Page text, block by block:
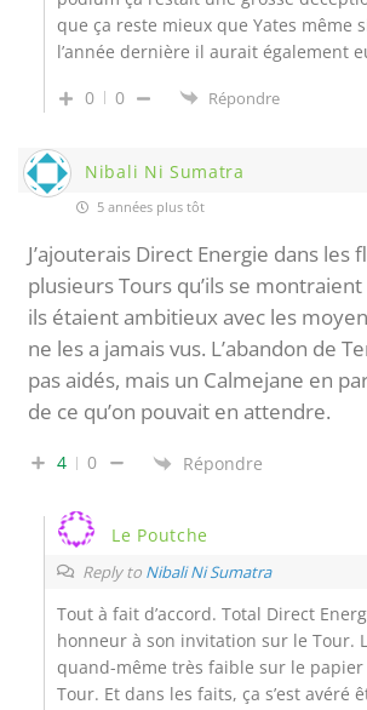
que ça reste mieux que Yates même
l’année dernière il aurait également
0
0 Répondre
Nibali Ni Sumatra
5 années plus tôt
J’ajouterais Direct Energie dans les
plusieurs Tours qu’ils se
ils étaient ambitieux avec les
ne les a jamais vus. L’abandon de
pas aidés, mais un Calmejane en
de ce qu’on pouvait en attendre.
4 0 Répondre
Le Poutche
Reply to Nibali Ni Sumatra
Tout à fait d’accord. Total Direct
honneur à son invitation sur le Tour.
quand-même très faible sur le
Tour. Et dans les faits, ça s’est avéré